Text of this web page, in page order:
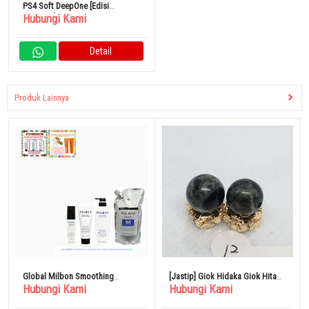
PS4 Soft DeepOne [Edisi
Terbatas]
Hubungi Kami
Detail
Produk Lainnya
Global Milbon Smoothing
Treatment Medium Hair
Hubungi Kami
[Jastip] Giok Hidaka Giok Hitam
Langka 7,5mm 2 Buah
Hubungi Kami